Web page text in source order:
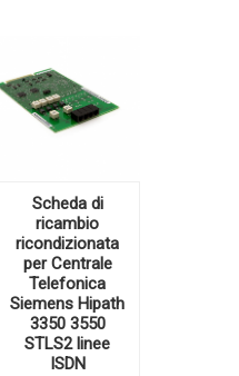
Scheda di
ricambio
ricondizionata
per Centrale
Telefonica
Siemens Hipath
3350 3550
STLS2 linee
ISDN